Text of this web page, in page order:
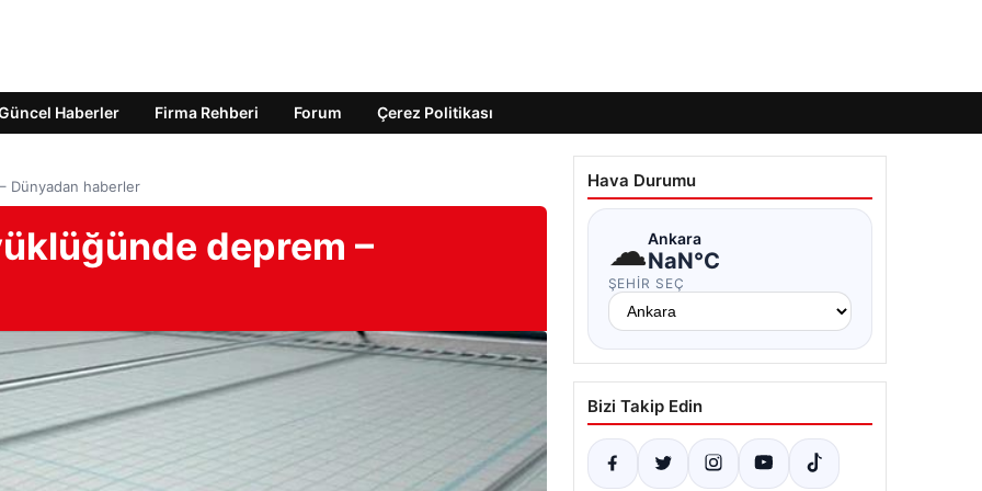
Haberler Firma Rehberi Forum Çerez Politikası
Dünyadan haberler
deprem –
Hava Durumu
☁Ankara
NaN°C
ŞEHIR SEÇ
Bizi Takip Edin